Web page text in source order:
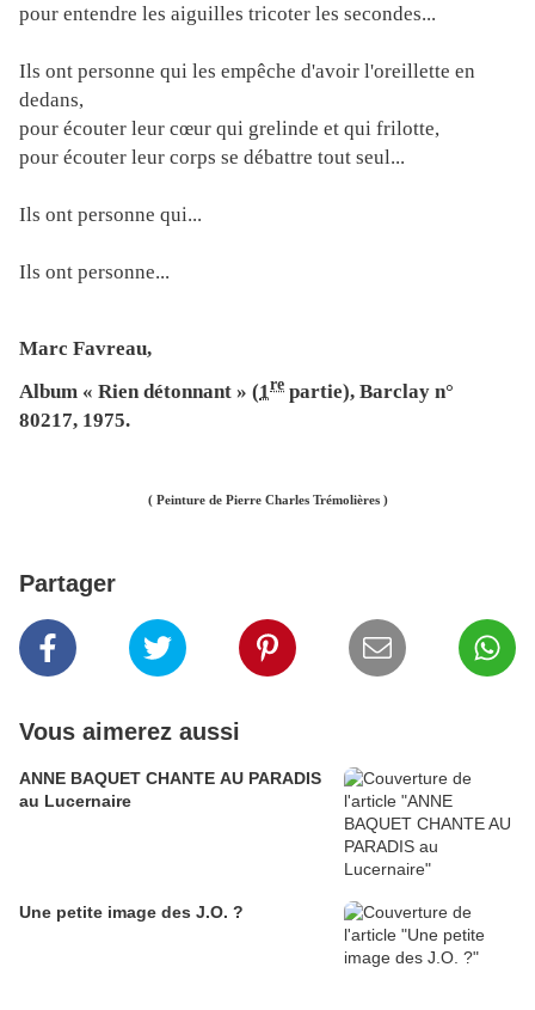
pour entendre les aiguilles tricoter les secondes...
Ils ont personne qui les empêche d'avoir l'oreillette en
dedans,
pour écouter leur cœur qui grelinde et qui frilotte,
pour écouter leur corps se débattre tout seul...
Ils ont personne qui...
Ils ont personne...
Marc Favreau,
Album « Rien détonnant » (1re partie), Barclay n°
80217, 1975.
( Peinture de Pierre Charles Trémolières )
Partager
Vous aimerez aussi
ANNE BAQUET CHANTE AU PARADIS
au Lucernaire
Une petite image des J.O. ?